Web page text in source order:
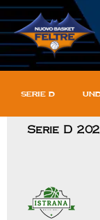
Serie D
Serie D